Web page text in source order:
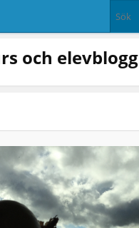
och elevblogg